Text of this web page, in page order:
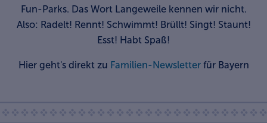
Fun-Parks. Das Wort Langeweile kennen wir nicht.
Also: Radelt! Rennt! Schwimmt! Brüllt! Singt! Staunt!
Esst! Habt Spaß!
Hier geht's direkt zu Familien-Newsletterfür Bayern